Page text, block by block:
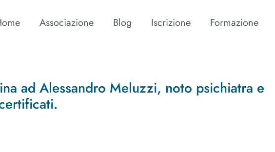
Associazione Blog Iscrizione Formazione
ad Alessandro Meluzzi, noto psichiatra e